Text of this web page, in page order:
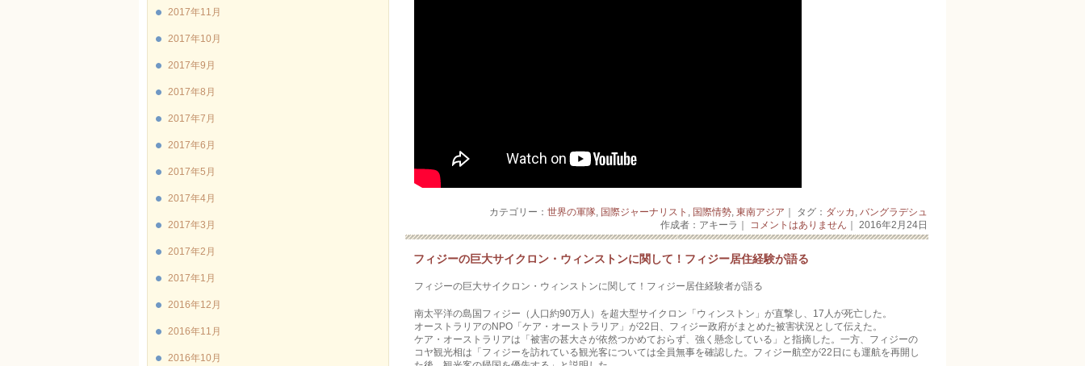
カテゴリー： 世界の軍隊, 国際ジャーナリスト 国際情勢, 東南アジア ｜ タグ： ダッカ
バングラデシュ
作成者：アキーラ｜
コメントはありません ｜ 2016年2月24日
フィジーの巨大サイクロン・ウィンストンに関して！フィジー居住経験が語る
フィジーの巨大サイクロン・ウィンストンに関して！フィジー居住経験者が語る
南太平洋の島国フィジー（人口約90万人）を超大型サイクロン「ウィンストン」が直撃­し、17人が死亡した。
オーストラリアのNPO「ケア・オーストラリア」が22日、フィジー政府がまとめた被­害状況として伝えた。
ケア・オーストラリアは「被害の甚大さが依然つかめておらず、強く懸念している」と指­摘した。一方、フィジーの
コヤ観光相は「フィジーを訪れている観光客については全員無­事を確認した。フィジー航空が22日にも運航を再開し
2017年11月
2017年10月
2017年9月
2017年8月
2017年7月
2017年6月
2017年5月
2017年4月
2017年3月
2017年2月
2017年1月
2016年12月
2016年11月
2016年10月